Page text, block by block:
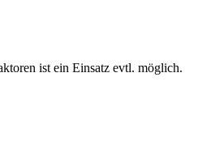
ist ein Einsatz evtl. möglich.